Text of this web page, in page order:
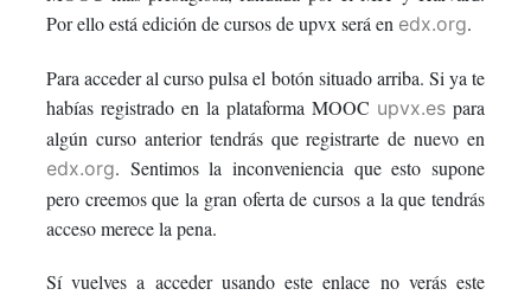
courseyou've
enrolled
in
this
this
course
Por ello está edición de cursos de upvx será en edx.org.
Para acceder al curso pulsa el botón situado arriba. Si ya te
habías registrado en la plataforma MOOC upvx.es para
algún curso anterior tendrás que registrarte de nuevo en
edx.org. Sentimos la inconveniencia que esto supone
pero creemos que la gran oferta de cursos a la que tendrás
acceso merece la pena.
Sí vuelves a acceder usando este enlace no verás este